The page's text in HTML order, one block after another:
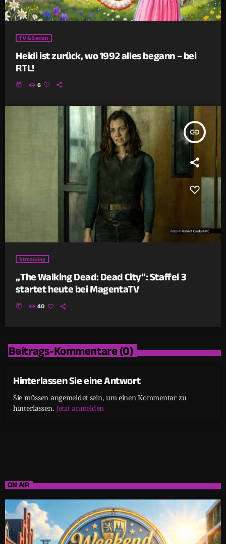
TV & Serien
Heidi ist zurück, wo 1992 alles begann – bei
RTL!
today 6
insert_link
Streaming
„The Walking Dead: Dead City“: Staffel 3
startet heute bei MagentaTV
today 40
Beitrags-Kommentare (0)
Hinterlassen Sie eine Antwort
Sie müssen angemeldet sein, um einen Kommentar zu
hinterlassen. Jetzt anmelden
ON AIR